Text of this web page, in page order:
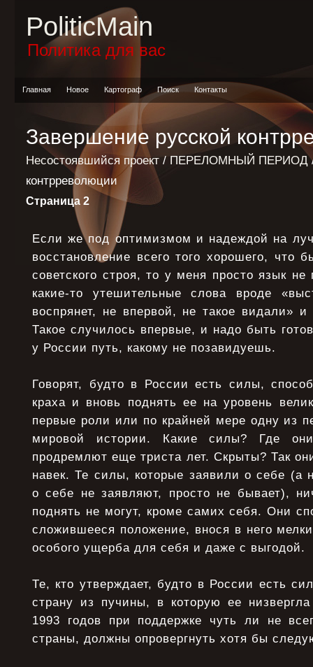
PoliticMain
Политика для вас
Главная Новое Картограф Поиск Контакты
Завершение русской
Несостоявшийся проект / ПЕРЕЛОМНЫЙ ПЕРИОД
контрреволюции
Страница 2
Если же под оптимизмом и надеждой на
восстановление всего того хорошего, что
советского строя, то у меня просто язык не
какие-то утешительные слова вроде
воспрянет, не впервой, не такое видали»
Такое случилось впервые, и надо быть
у России путь, какому не позавидуешь.
Говорят, будто в России есть силы,
краха и вновь поднять ее на уровень
первые роли или по крайней мере одну из
мировой истории. Какие силы? Где
продремлют еще триста лет. Скрыты? Так
навек. Те силы, которые заявили о себе (а
о себе не заявляют, просто не бывает),
поднять не могут, кроме самих себя. Они
сложившееся положение, внося в него
особого ущерба для себя и даже с выгодой.
Те, кто утверждает, будто в России есть
страну из пучины, в которую ее
1993 годов при поддержке чуть ли не
страны, должны опровергнуть хотя бы